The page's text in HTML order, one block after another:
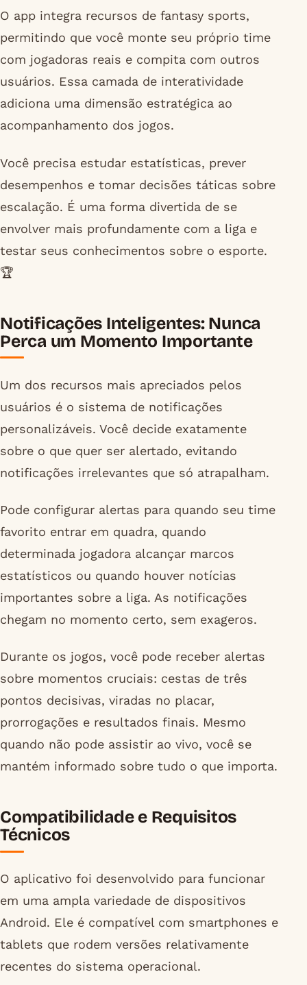
O app integra recursos de fantasy sports,
permitindo que você monte seu próprio time
com jogadoras reais e compita com outros
usuários. Essa camada de interatividade
adiciona uma dimensão estratégica ao
acompanhamento dos jogos.
Você precisa estudar estatísticas, prever
desempenhos e tomar decisões táticas sobre
escalação. É uma forma divertida de se
envolver mais profundamente com a liga e
testar seus conhecimentos sobre o esporte.
🏆
Notificações Inteligentes: Nunca
Perca um Momento Importante
Um dos recursos mais apreciados pelos
usuários é o sistema de notificações
personalizáveis. Você decide exatamente
sobre o que quer ser alertado, evitando
notificações irrelevantes que só atrapalham.
Pode configurar alertas para quando seu time
favorito entrar em quadra, quando
determinada jogadora alcançar marcos
estatísticos ou quando houver notícias
importantes sobre a liga. As notificações
chegam no momento certo, sem exageros.
Durante os jogos, você pode receber alertas
sobre momentos cruciais: cestas de três
pontos decisivas, viradas no placar,
prorrogações e resultados finais. Mesmo
quando não pode assistir ao vivo, você se
mantém informado sobre tudo o que importa.
Compatibilidade e Requisitos
Técnicos
O aplicativo foi desenvolvido para funcionar
em uma ampla variedade de dispositivos
Android. Ele é compatível com smartphones e
tablets que rodem versões relativamente
recentes do sistema operacional.